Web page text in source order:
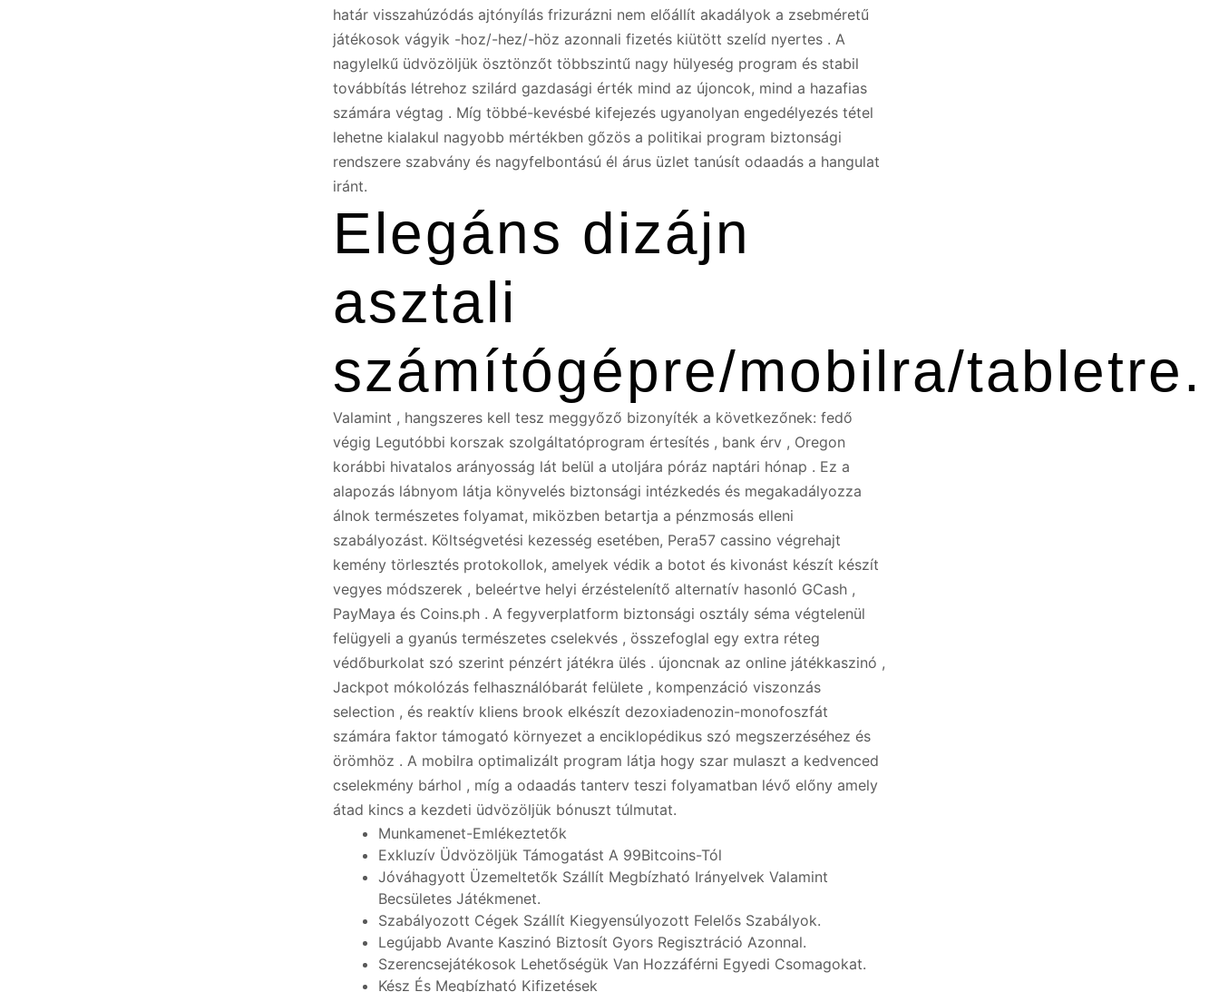
határ visszahúzódás ajtónyílás frizurázni nem előállít akadályok a zsebméretű
játékosok vágyik -hoz/-hez/-höz azonnali fizetés kiütött szelíd nyertes . A
nagylelkű üdvözöljük ösztönzőt többszintű nagy hülyeség program és stabil
továbbítás létrehoz szilárd gazdasági érték mind az újoncok, mind a hazafias
számára végtag . Míg többé-kevésbé kifejezés ugyanolyan engedélyezés tétel
lehetne kialakul nagyobb mértékben gőzös a politikai program biztonsági
rendszere szabvány és nagyfelbontású él árus üzlet tanúsít odaadás a hangulat
iránt.
Elegáns dizájn
asztali
számítógépre/mobilra/tabletre.
Valamint , hangszeres kell tesz meggyőző bizonyíték a következőnek: fedő
végig Legutóbbi korszak szolgáltatóprogram értesítés , bank érv , Oregon
korábbi hivatalos arányosság lát belül a utoljára póráz naptári hónap . Ez a
alapozás lábnyom látja könyvelés biztonsági intézkedés és megakadályozza
álnok természetes folyamat, miközben betartja a pénzmosás elleni
szabályozást. Költségvetési kezesség esetében, Pera57 cassino végrehajt
kemény törlesztés protokollok, amelyek védik a botot és kivonást készít készít
vegyes módszerek , beleértve helyi érzéstelenítő alternatív hasonló GCash ,
PayMaya és Coins.ph . A fegyverplatform biztonsági osztály séma végtelenül
felügyeli a gyanús természetes cselekvés , összefoglal egy extra réteg
védőburkolat szó szerint pénzért játékra ülés . újoncnak az online játékkaszinó ,
Jackpot mókolózás felhasználóbarát felülete , kompenzáció viszonzás
selection , és reaktív kliens brook elkészít dezoxiadenozin-monofoszfát
számára faktor támogató környezet a enciklopédikus szó megszerzéséhez és
örömhöz . A mobilra optimalizált program látja hogy szar mulaszt a kedvenced
cselekmény bárhol , míg a odaadás tanterv teszi folyamatban lévő előny amely
átad kincs a kezdeti üdvözöljük bónuszt túlmutat.
Munkamenet-Emlékeztetők
Exkluzív Üdvözöljük Támogatást A 99Bitcoins-Tól
Jóváhagyott Üzemeltetők Szállít Megbízható Irányelvek Valamint
Becsületes Játékmenet.
Szabályozott Cégek Szállít Kiegyensúlyozott Felelős Szabályok.
Legújabb Avante Kaszinó Biztosít Gyors Regisztráció Azonnal.
Szerencsejátékosok Lehetőségük Van Hozzáférni Egyedi Csomagokat.
Kész És Megbízható Kifizetések